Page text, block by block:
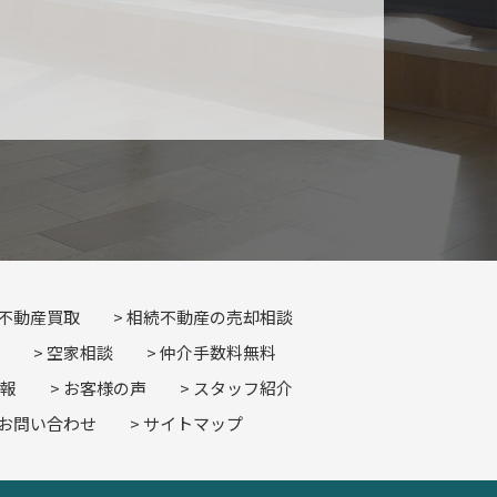
動産買取
相続不動産の売却相談
空家相談
仲介手数料無料
お客様の声
スタッフ紹介
問い合わせ
サイトマップ